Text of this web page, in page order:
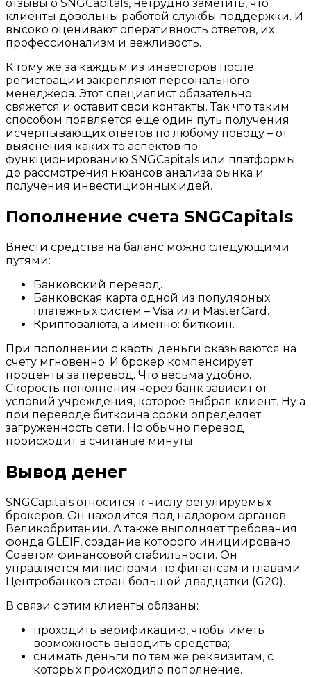
отзывы о SNGCapitals, нетрудно заметить, что
клиенты довольны работой службы поддержки. И
высоко оценивают оперативность ответов, их
профессионализм и вежливость.
К тому же за каждым из инвесторов после
регистрации закрепляют персонального
менеджера. Этот специалист обязательно
свяжется и оставит свои контакты. Так что таким
способом появляется еще один путь получения
исчерпывающих ответов по любому поводу – от
выяснения каких-то аспектов по
функционированию SNGCapitals или платформы
до рассмотрения нюансов анализа рынка и
получения инвестиционных идей.
Пополнение счета SNGCapitals
Внести средства на баланс можно следующими
путями:
Банковский перевод.
Банковская карта одной из популярных
платежных систем – Visa или MasterCard.
Криптовалюта, а именно: биткоин.
При пополнении с карты деньги оказываются на
счету мгновенно. И брокер компенсирует
проценты за перевод. Что весьма удобно.
Скорость пополнения через банк зависит от
условий учреждения, которое выбрал клиент. Ну а
при переводе биткоина сроки определяет
загруженность сети. Но обычно перевод
происходит в считаные минуты.
Вывод денег
SNGCapitals относится к числу регулируемых
брокеров. Он находится под надзором органов
Великобритании. А также выполняет требования
фонда GLEIF, создание которого инициировано
Советом финансовой стабильности. Он
управляется министрами по финансам и главами
Центробанков стран большой двадцатки (G20).
В связи с этим клиенты обязаны:
проходить верификацию, чтобы иметь
возможность выводить средства;
снимать деньги по тем же реквизитам, с
которых происходило пополнение.